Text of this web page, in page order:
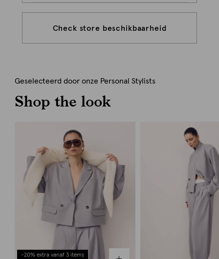
Check store beschikbaarheid
Geselecteerd door onze Personal Stylists
Shop the look
-20% extra vanaf 3 items